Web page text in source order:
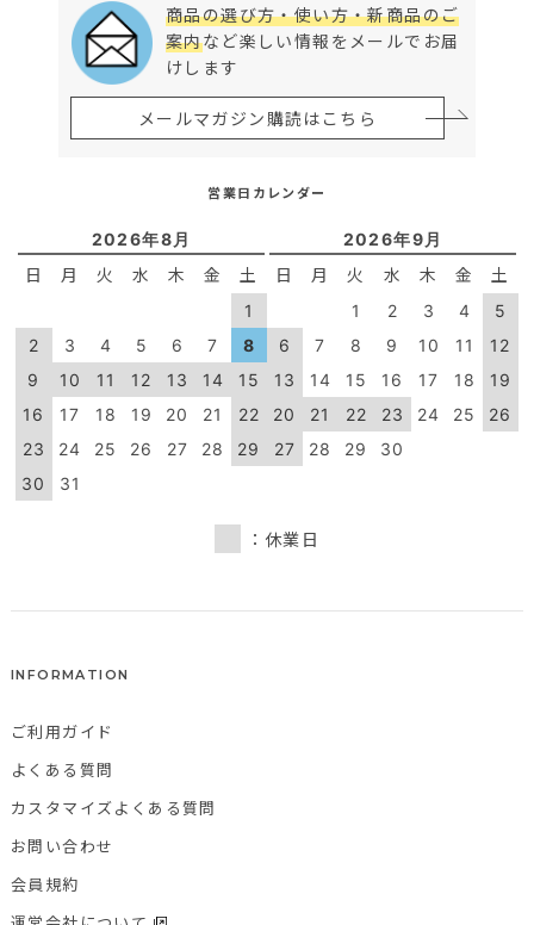
商品の選び方・使い方・新商品のご
案内など楽しい情報をメールでお届
けします
メールマガジン購読はこちら
営業日カレンダー
2026年8月
日 月 火 水 木 金 土
1
2
3 4 5 6 7
8
9
10 11 12 13 14
15
16
17 18 19 20 21
22
23
24 25 26 27 28
29
30
31
2026年9月
日 月 火 水 木 金 土
1 2 3 4
5
6
7 8 9 10 11
12
13
14 15 16 17 18
19
20
21 22 23 24 25
26
27
28 29 30
：休業日
INFORMATION
ご利用ガイド
よくある質問
カスタマイズよくある質問
お問い合わせ
会員規約